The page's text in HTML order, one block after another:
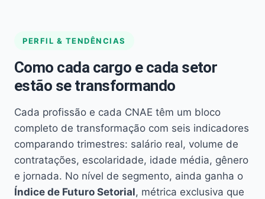
PERFIL & TENDÊNCIAS
Como cada cargo e cada setor
estão se transformando
Cada profissão e cada CNAE têm um bloco
completo de transformação com seis indicadores
comparando trimestres: salário real, volume de
contratações, escolaridade, idade média, gênero
e jornada. No nível de segmento, ainda ganha o
Índice de Futuro Setorial, métrica exclusiva que